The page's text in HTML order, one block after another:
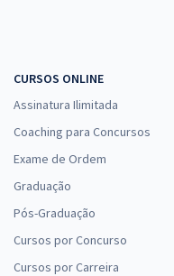
CURSOS ONLINE
Assinatura Ilimitada
Coaching para Concursos
Exame de Ordem
Graduação
Pós-Graduação
Cursos por Concurso
Cursos por Carreira